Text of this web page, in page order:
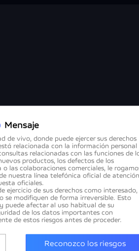
Mensaje
de vivo, donde puede ejercer sus derechos
relacionada con la información personal
relacionadas con las funciones de
productos, los defectos de los
o las colaboraciones comerciales, le
nuestra línea telefónica oficial de atención
oficiales.
ejercicio de sus derechos como interesado,
se modifiquen de forma irreversible. Esto
puede afectar al uso habitual de su
de los datos importantes con
de estos riesgos antes de proceder.
Reconozco los riesgos